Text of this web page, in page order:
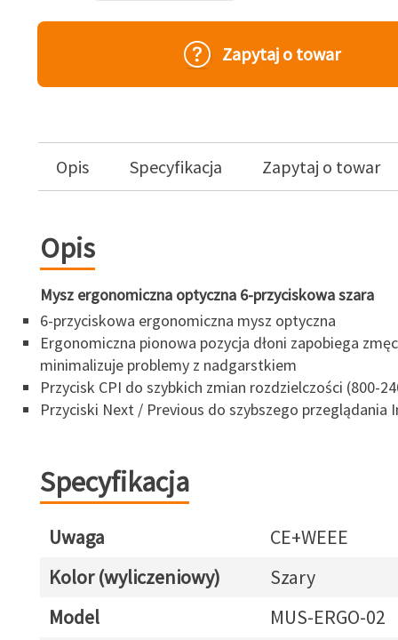
Zapytaj o towar
Opis Specyfikacja Zapytaj o towar
Opis
Mysz ergonomiczna optyczna 6-przyciskowa szara
6-przyciskowa ergonomiczna mysz optyczna
Ergonomiczna pionowa pozycja dłoni zapobiega
minimalizuje problemy z nadgarstkiem
Przycisk CPI do szybkich zmian rozdzielczości (800-
Przyciski Next / Previous do szybszego przeglądania
Specyfikacja
Uwaga
CE+WEEE
Kolor (wyliczeniowy)
Szary
Model
MUS-ERGO-02